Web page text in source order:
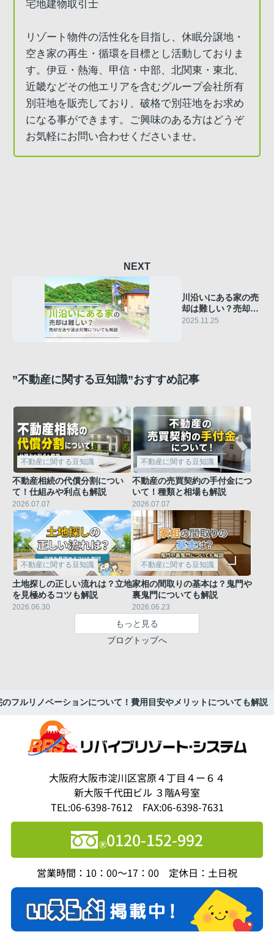
宅地建物取引士
リゾート物件の活性化を目指し、休眠分譲地・
空き家の再生・循環を目標とし活動しておりま
す。伊豆・熱海、甲信・中部、北関東・東北、
近畿などその他エリアを含むグループ会社所有
別荘地を販売しており、破格で別荘地をお求め
になる事ができます。ご興味のある方はどうぞ
お気軽にお問い合わせくださいませ。
NEXT
川沿いにある家の売
却は難しい？売却方
法や浸水対策につい
2025.11.25
”不動産に関する豆知識”おすすめ記事
不動産に関する豆知識
不動産相続の代償分割につい
て！仕組みや利点も解説
2026.07.07
不動産に関する豆知識
不動産の売買契約の手付金につ
いて！種類と相場も解説
2026.07.07
不動産に関する豆知識
土地探しの正しい流れは？立地
を見極めるコツも解説
2026.06.30
不動産に関する豆知識
家相の間取りの基本は？鬼門や
裏鬼門についても解説
2026.06.23
もっと見る
ブログトップへ
のフルリノベーションについて！費用目安やメリットについても解説
大阪府大阪市淀川区宮原４丁目４ー６４
新大阪千代田ビル ３階A号室
TEL:06-6398-7612 FAX:06-6398-7631
0120-152-992
営業時間：10：00～17：00 定休日：土日祝